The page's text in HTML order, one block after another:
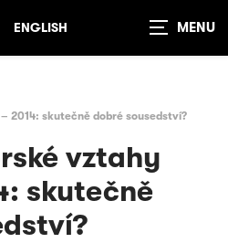
ENGLISH
Zobrazit
2014: skutečně dobré sousedství?
vztahy
skutečně